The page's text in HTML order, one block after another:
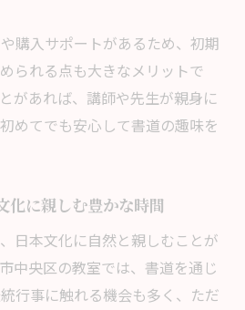
購入サポートがあるため、初期
られる点も大きなメリットで
があれば、講師や先生が親身に
めてでも安心して書道の趣味を
化に親しむ豊かな時間
日本文化に自然と親しむことが
中央区の教室では、書道を通じ
行事に触れる機会も多く、ただ